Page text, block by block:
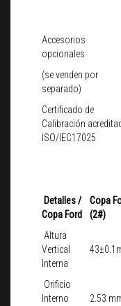
Accesorios
opcionales
(se venden por
separado)
Certificado de
Calibración
ISO/IEC17025
Detalles /
Copa Ford
Copa
(2#)
Altura
Vertical
Interna
Orificio
Interno
2.53